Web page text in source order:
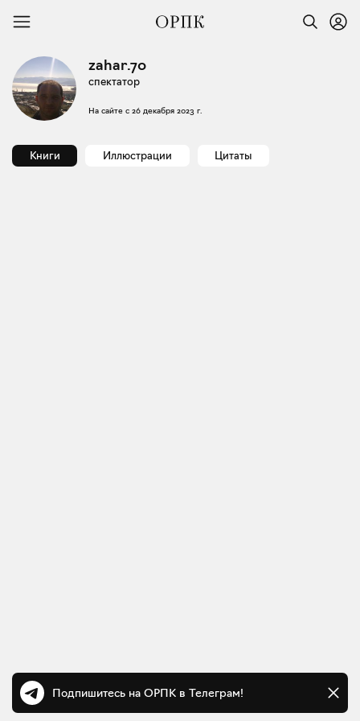
zahar.70
спектатор
На сайте с 26 декабря 2023 г.
Книги Иллюстрации Цитаты
Подпишитесь на ОРПК в Телеграм!